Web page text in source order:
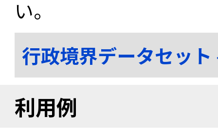
い。
行政境界データセッ
利用例